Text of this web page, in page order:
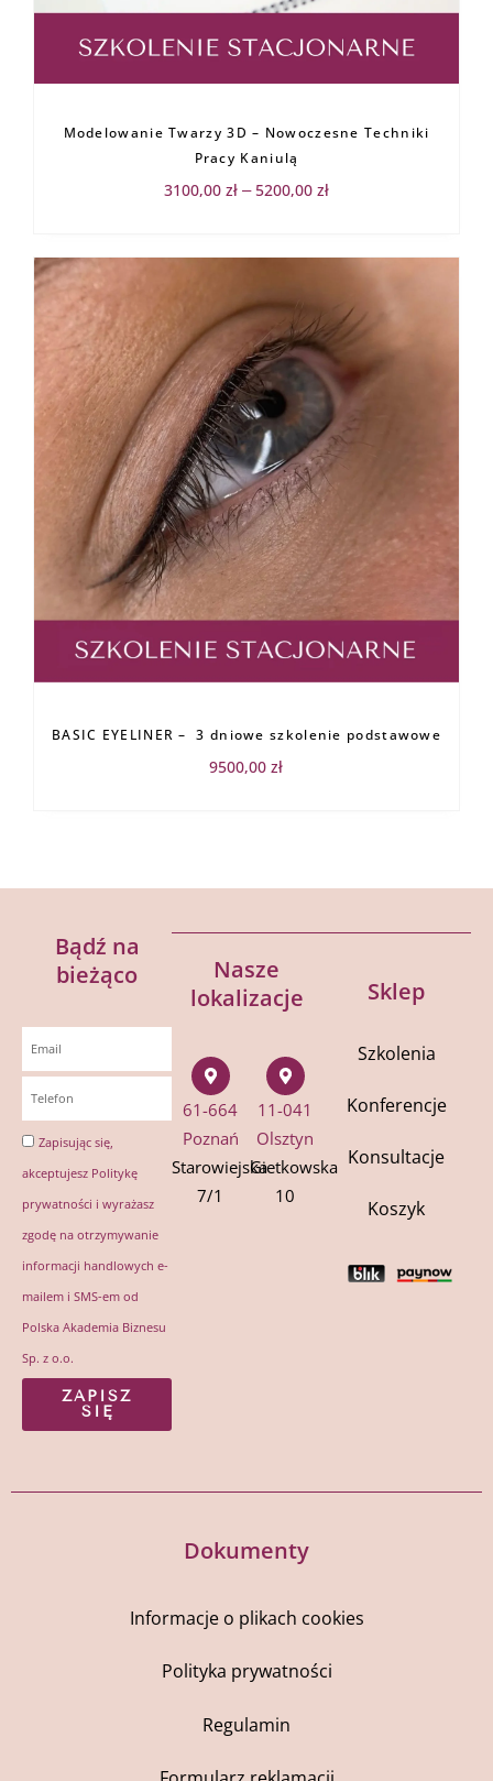
Modelowanie Twarzy 3D – Nowoczesne Techniki
Pracy Kaniulą
3100,00 zł – 5200,00 zł
od
BASIC EYELINER – 3 dniowe szkolenie podstawowe
9500,00zł
Bądź na
bieżąco
Zapisując się,
akceptujesz Politykę
prywatności i wyrażasz
zgodę na otrzymywanie
informacji handlowych e-
mailem i SMS-em od
Polska Akademia Biznesu
Sp. z o.o.
ZAPISZ
SIĘ
Nasze
lokalizacje
61-664
Poznań
Starowiejska
7/1
11-041
Olsztyn
Gietkowska
10
Sklep
Szkolenia
Konferencje
Konsultacje
Koszyk
Dokumenty
Informacje o plikach cookies
Polityka prywatności
Regulamin